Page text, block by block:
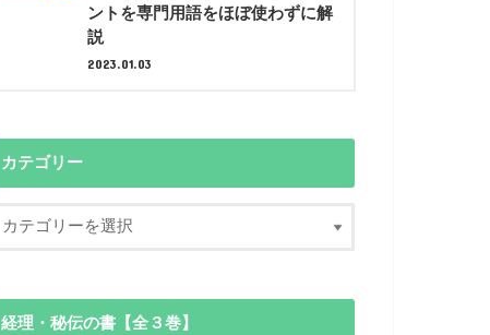
ントを専門用語をほぼ使わずに解
説
2023.01.03
カテゴリー
経理・秘伝の書【全３巻】